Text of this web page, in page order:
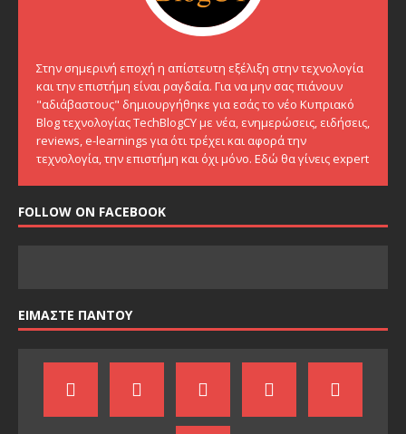
Στην σημερινή εποχή η απίστευτη εξέλιξη στην τεχνολογία
και την επιστήμη είναι ραγδαία. Για να μην σας πιάνουν
"αδιάβαστους" δημιουργήθηκε για εσάς το νέο Κυπριακό
Blog τεχνολογίας TechBlogCY με νέα, ενημερώσεις, ειδήσεις,
reviews, e-learnings για ότι τρέχει και αφορά την
τεχνολογία, την επιστήμη και όχι μόνο. Εδώ θα γίνεις expert
FOLLOW ON FACEBOOK
ΕΙΜΑΣΤΕ ΠΑΝΤΟΥ